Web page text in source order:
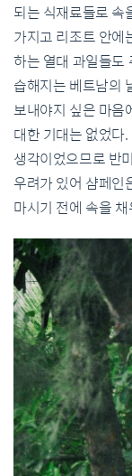
되는 식재료들로 속
가지고 리조트 안에
하는 열대 과일들도
습해지는 베트남의
보내야지 싶은 마음
대한 기대는 없었다
생각이었으므로 반
우려가 있어 샴페인
마시기 전에 속을